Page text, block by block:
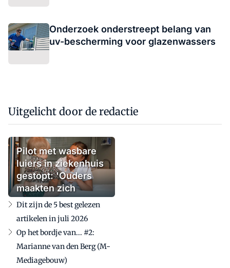
Onderzoek onderstreept belang van
uv-bescherming voor glazenwassers
Uitgelicht door de redactie
Pilot met wasbare
luiers in ziekenhuis
gestopt: 'Ouders
maakten zich
zorgen'
Dit zijn de 5 best gelezen
artikelen in juli 2026
Op het bordje van... #2:
Marianne van den Berg (M-
Mediagebouw)